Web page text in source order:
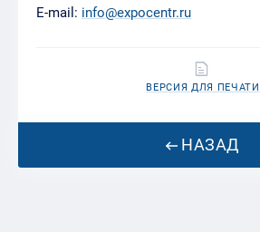
E-mail: info@expocentr.ru
НАЗАД
ВЕРСИЯ ДЛЯ ПЕЧАТИ